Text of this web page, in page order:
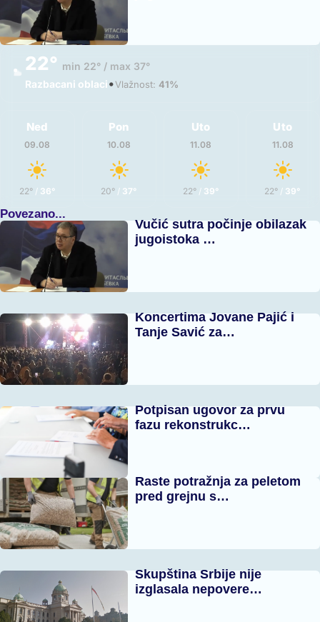
22° min 22° / max 37°
Razbacani oblaci•Vlažnost: 41%
Ned
09.08
22°/ 36°
Pon
10.08
20° / 37°
Uto
11.08
22°/ 39°
Uto
11.08
22° / 39°
Povezano...
Vučić sutra počinje obilazak
jugoistoka …
Koncertima Jovane Pajić i
Tanje Savić za…
Potpisan ugovor za prvu
fazu rekonstrukc…
Raste potražnja za peletom
pred grejnu s…
Skupština Srbije nije
izglasala nepovere…